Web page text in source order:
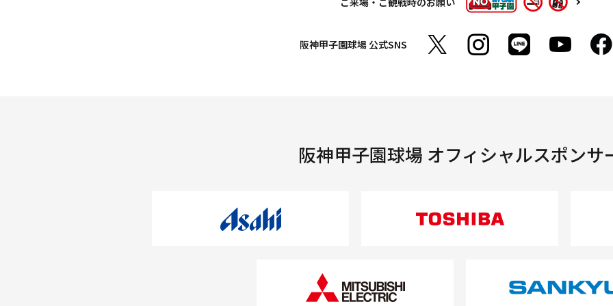
阪神甲子園球場公式SNS
阪神甲子園球場 オフィシャルスポンサ